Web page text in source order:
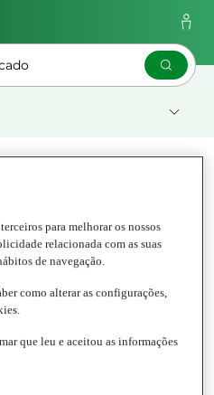
As Minhas
para melhorar os nossos
relacionada com as suas
de navegação.
como alterar as configurações,
que leu e aceitou as informações